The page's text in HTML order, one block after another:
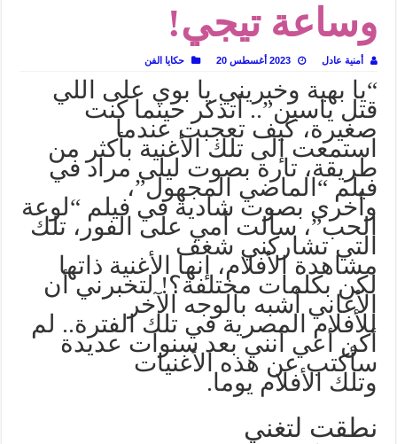
الطعام في الحضارة الإسلامية.. تاريخ يُقرأ بالنكهات
يوم شاهدت زينات صدقي على المسرح وسرحت!
وساعة تيجي!
أمنية عادل 2023 أغسطس 20 حكايا الفن
“يا بهية وخبريني يا بوي على اللي
قتل ياسين”.. أتذكر حينما كنت
صغيرة، كيف تعجبت عندما
استمعت إلى تلك الأغنية بأكثر من
طريقة، تارة بصوت ليلى مراد في
فيلم “الماضي المجهول”،
وأخرى بصوت شادية في فيلم “لوعة
الحب”، سألت أمي على الفور، تلك
التي تشاركني شغف
مشاهدة الأفلام، إنها الأغنية ذاتها
لكن بكلمات مختلفة؟! لتخبرني أن
الأغاني أشبه بالوجه الآخر
للأفلام المصرية في تلك الفترة.. لم
أكن أعي أنني بعد سنوات عديدة
سأكتب عن هذه الأغنيات
وتلك الأفلام يوما.
نطقت لتغني